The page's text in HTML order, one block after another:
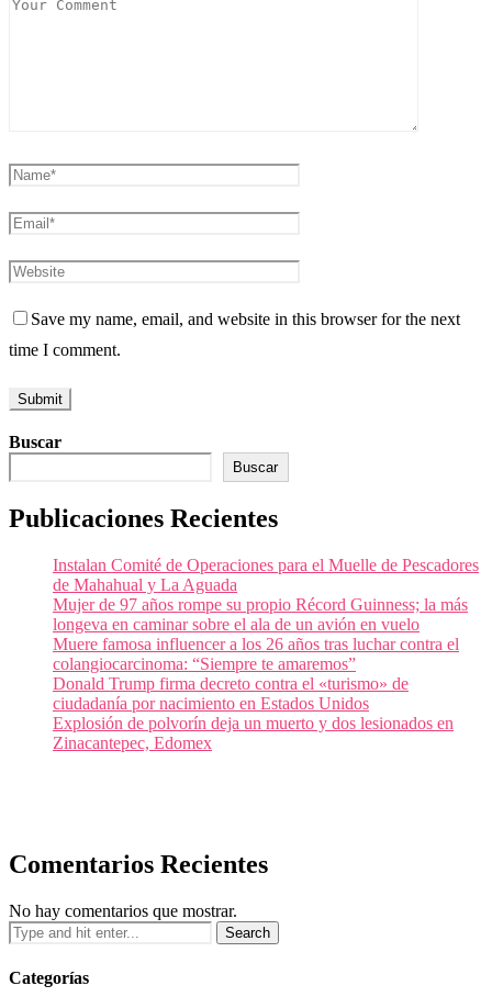
Save my name, email, and website in this browser for the next
time I comment.
Buscar
Buscar
Publicaciones Recientes
Instalan Comité de Operaciones para el Muelle de Pescadores
de Mahahual y La Aguada
Mujer de 97 años rompe su propio Récord Guinness; la más
longeva en caminar sobre el ala de un avión en vuelo
Muere famosa influencer a los 26 años tras luchar contra el
colangiocarcinoma: “Siempre te amaremos”
Donald Trump firma decreto contra el «turismo» de
ciudadanía por nacimiento en Estados Unidos
Explosión de polvorín deja un muerto y dos lesionados en
Zinacantepec, Edomex
Comentarios Recientes
No hay comentarios que mostrar.
Categorías